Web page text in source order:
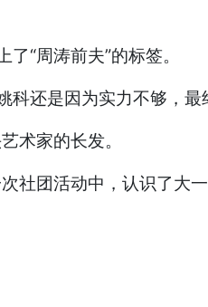
“周涛前夫”的标签。
科还是因为实力不够，
术家的长发。
社团活动中，认识了大一